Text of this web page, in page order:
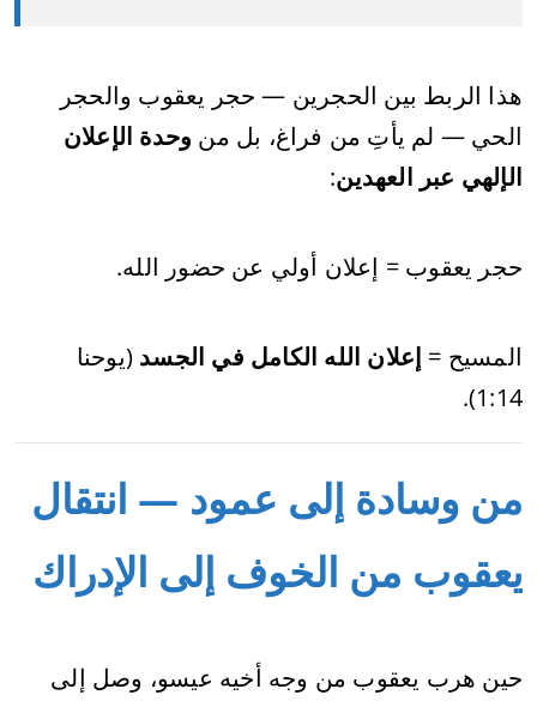
هذا الربط بين الحجرين — حجر يعقوب والحجر
الحي — لم يأتِ من فراغ، بل من وحدة الإعلان
الإلهي عبر العهدين:
حجر يعقوب = إعلان أولي عن حضور الله.
المسيح = إعلان الله الكامل في الجسد (يوحنا
1:14).
من وسادة إلى عمود — انتقال
يعقوب من الخوف إلى الإدراك
حين هرب يعقوب من وجه أخيه عيسو، وصل إلى